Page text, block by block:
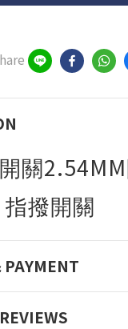
關2.54MM
撥開關